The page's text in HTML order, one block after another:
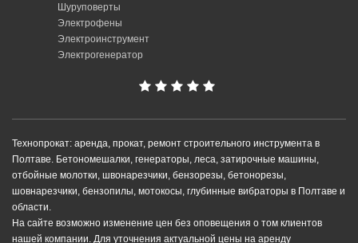
Шуруповерты
Электрофены
Электроинструмент
Электрогенератор
Технопрокат: аренда, прокат, ремонт строительного инструмента в
Полтаве. Бетономешалки, генераторы, леса, затирочные машины,
отбойные молотки, швонарезчики, бензорезы, бетонорезы,
шовнарезчики, бензопилы, мотокосы, глубинные вибраторы в Полтаве и
области.
На сайте возможно изменение цен без оповещения о том клиентов
нашей компании. Для уточнения актуальной цены на аренду